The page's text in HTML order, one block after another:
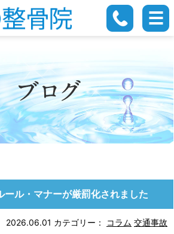
ール・マナーが厳罰化されました
2026.06.01 カテゴリー： コラム 交通事故